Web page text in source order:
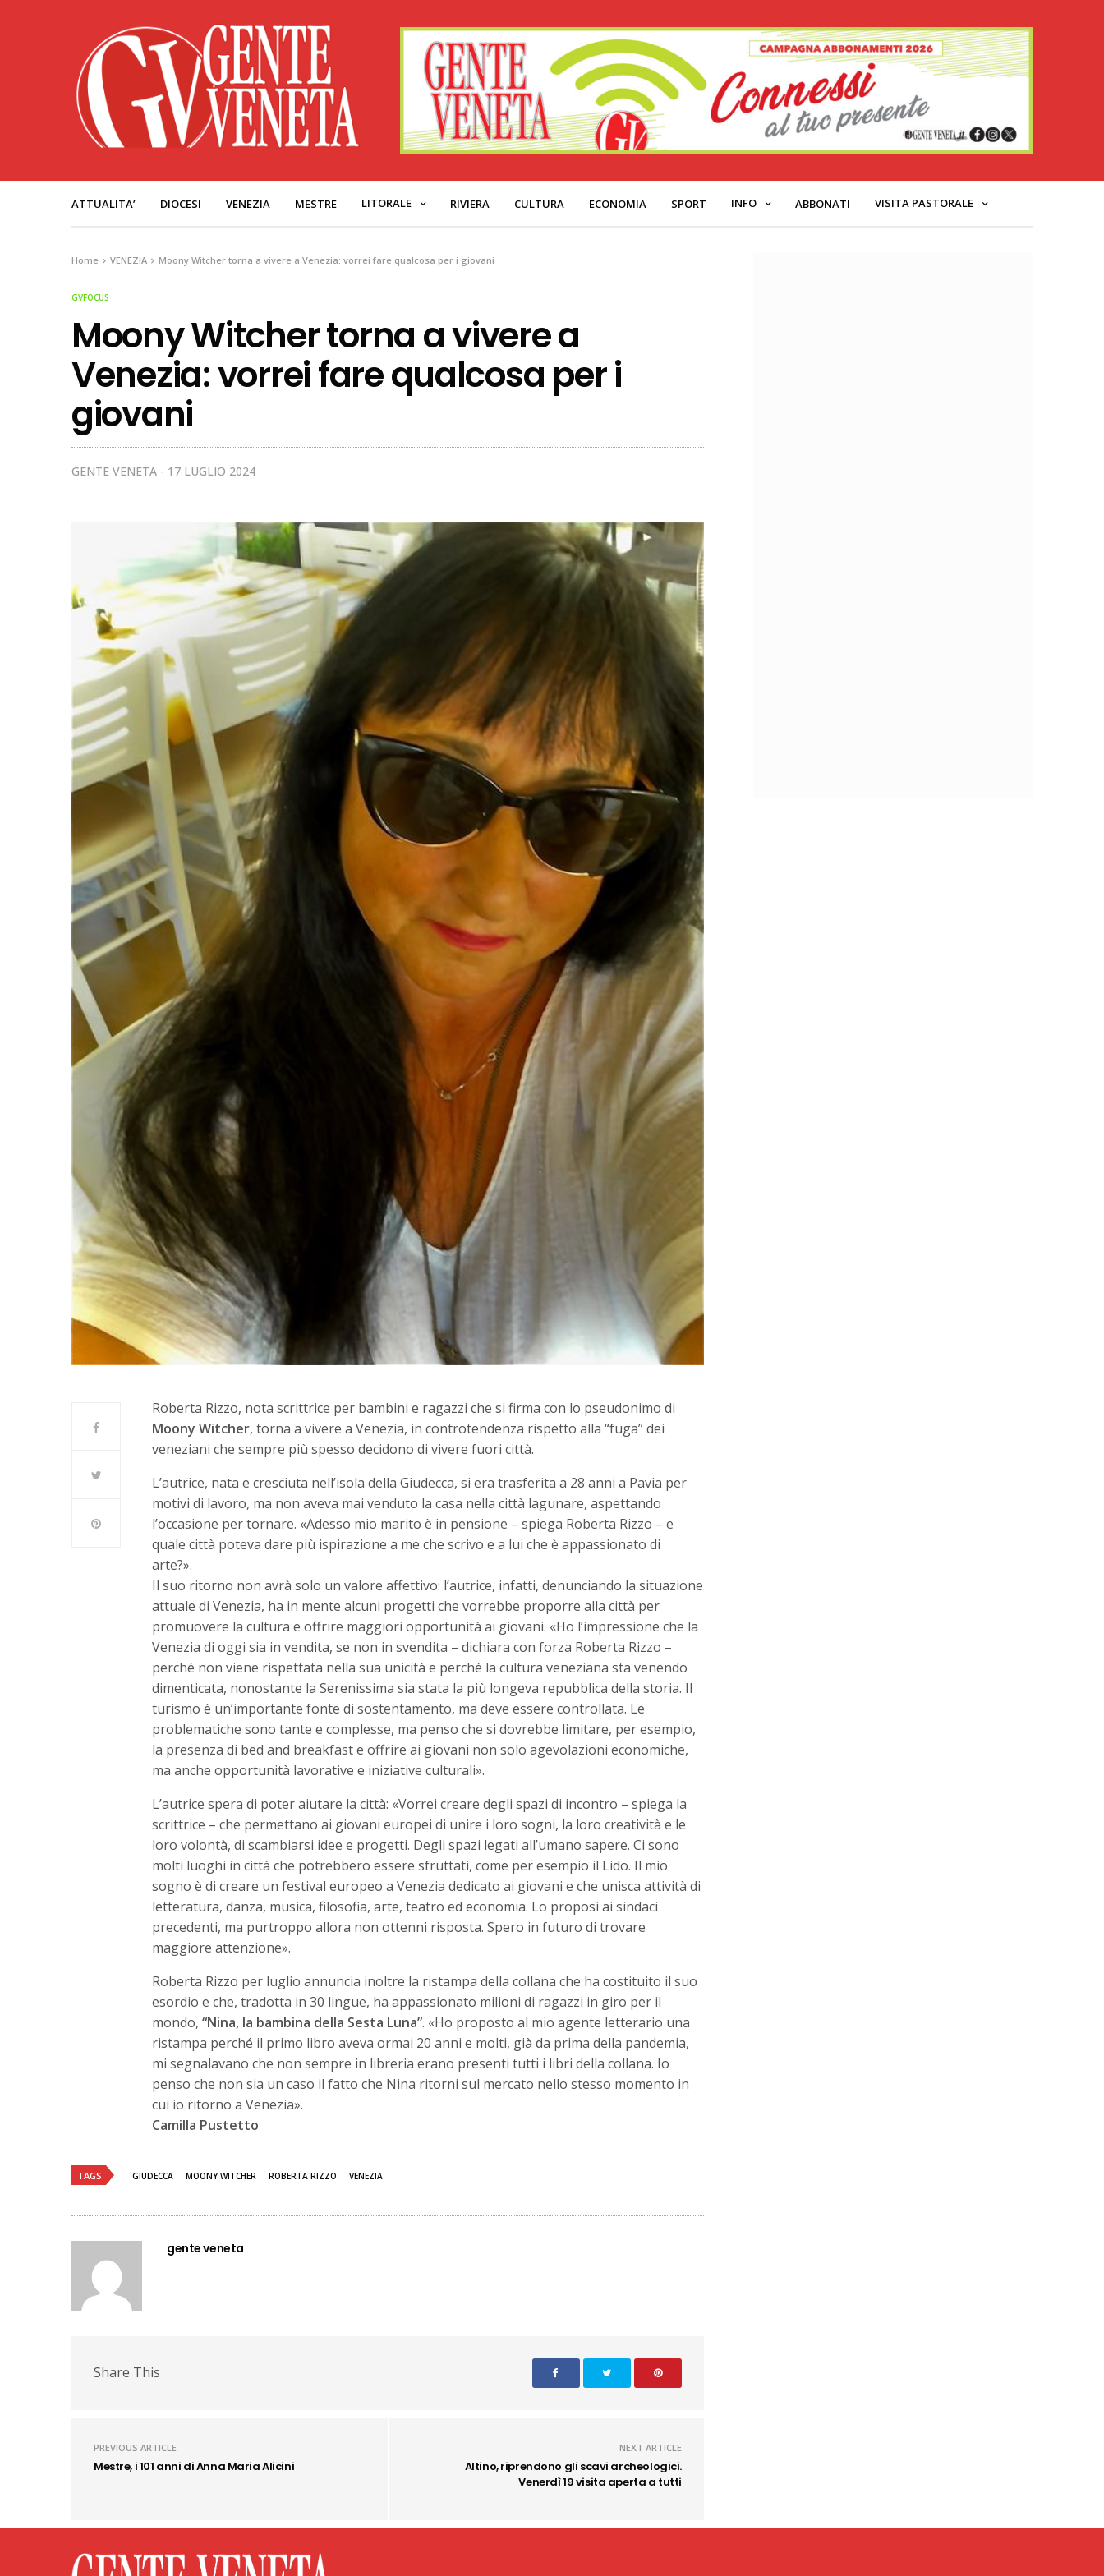
ATTUALITA’ DIOCESI VENEZIA MESTRE LITORALE RIVIERA CULTURA ECONOMIA SPORT INFO ABBONATI VISITA PASTORALE
Home VENEZIA Moony Witcher torna a vivere a Venezia: vorrei fare qualcosa per i giovani
GVFOCUS
Moony Witcher torna a vivere a
Venezia: vorrei fare qualcosa per i
giovani
GENTE VENETA 17 LUGLIO 2024
Roberta Rizzo, nota scrittrice per bambini e ragazzi che si firma con lo pseudonimo di
Moony Witcher, torna a vivere a Venezia, in controtendenza rispetto alla “fuga” dei
veneziani che sempre più spesso decidono di vivere fuori città.
L’autrice, nata e cresciuta nell’isola della Giudecca, si era trasferita a 28 anni a Pavia per
motivi di lavoro, ma non aveva mai venduto la casa nella città lagunare, aspettando
l’occasione per tornare. «Adesso mio marito è in pensione – spiega Roberta Rizzo – e
quale città poteva dare più ispirazione a me che scrivo e a lui che è appassionato di
arte?».
Il suo ritorno non avrà solo un valore affettivo: l’autrice, infatti, denunciando la situazione
attuale di Venezia, ha in mente alcuni progetti che vorrebbe proporre alla città per
promuovere la cultura e offrire maggiori opportunità ai giovani. «Ho l’impressione che la
Venezia di oggi sia in vendita, se non in svendita – dichiara con forza Roberta Rizzo –
perché non viene rispettata nella sua unicità e perché la cultura veneziana sta venendo
dimenticata, nonostante la Serenissima sia stata la più longeva repubblica della storia. Il
turismo è un’importante fonte di sostentamento, ma deve essere controllata. Le
problematiche sono tante e complesse, ma penso che si dovrebbe limitare, per esempio,
la presenza di bed and breakfast e offrire ai giovani non solo agevolazioni economiche,
ma anche opportunità lavorative e iniziative culturali».
L’autrice spera di poter aiutare la città: «Vorrei creare degli spazi di incontro – spiega la
scrittrice – che permettano ai giovani europei di unire i loro sogni, la loro creatività e le
loro volontà, di scambiarsi idee e progetti. Degli spazi legati all’umano sapere. Ci sono
molti luoghi in città che potrebbero essere sfruttati, come per esempio il Lido. Il mio
sogno è di creare un festival europeo a Venezia dedicato ai giovani e che unisca attività di
letteratura, danza, musica, filosofia, arte, teatro ed economia. Lo proposi ai sindaci
precedenti, ma purtroppo allora non ottenni risposta. Spero in futuro di trovare
maggiore attenzione».
Roberta Rizzo per luglio annuncia inoltre la ristampa della collana che ha costituito il suo
esordio e che, tradotta in 30 lingue, ha appassionato milioni di ragazzi in giro per il
mondo,“Nina, la bambina della Sesta Luna”. «Ho proposto al mio agente letterario una
ristampa perché il primo libro aveva ormai 20 anni e molti, già da prima della pandemia,
mi segnalavano che non sempre in libreria erano presenti tutti i libri della collana. Io
penso che non sia un caso il fatto che Nina ritorni sul mercato nello stesso momento in
cui io ritorno a Venezia».
Camilla Pustetto
TAGS GIUDECCA MOONY WITCHER ROBERTA RIZZO VENEZIA
gente veneta
Share This
PREVIOUS ARTICLE
Mestre, i 101 anni di Anna Maria Alicini
NEXT ARTICLE
Altino, riprendono gli scavi archeologici.
Venerdì 19 visita aperta a tutti